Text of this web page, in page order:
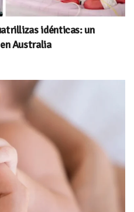
idénticas: un
Australia